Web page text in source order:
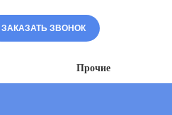
ЗАКАЗАТЬ ЗВОНОК
Прочие